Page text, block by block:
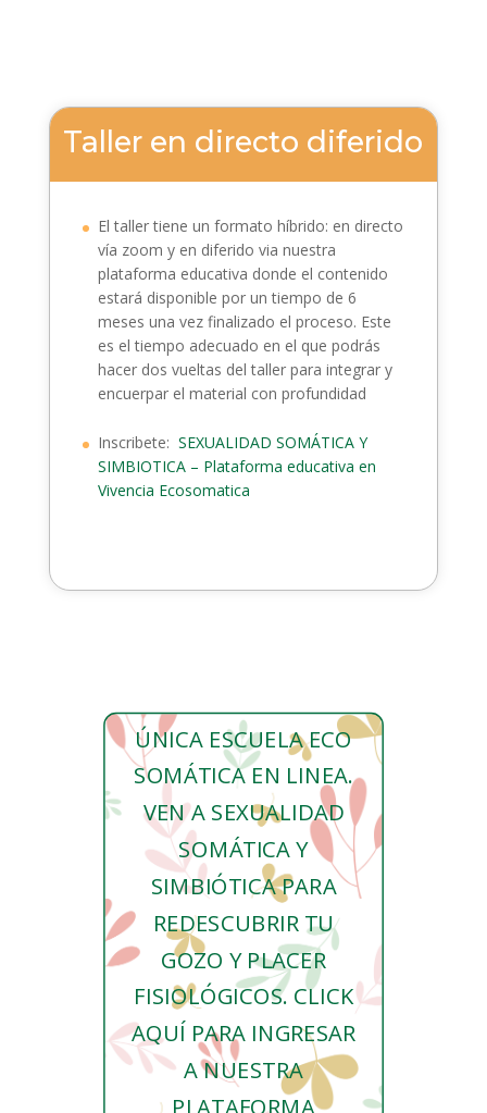
Taller en directo diferido
El taller tiene un formato híbrido: en directo
vía zoom y en diferido via nuestra
plataforma educativa donde el contenido
estará disponible por un tiempo de 6
meses una vez finalizado el proceso. Este
es el tiempo adecuado en el que podrás
hacer dos vueltas del taller para integrar y
encuerpar el material con profundidad
Inscribete: SEXUALIDAD SOMÁTICA Y
SIMBIOTICA – Plataforma educativa en
Vivencia Ecosomatica
ÚNICA ESCUELA ECO
SOMÁTICA EN LINEA.
VEN A SEXUALIDAD
SOMÁTICA Y
SIMBIÓTICA PARA
REDESCUBRIR TU
GOZO Y PLACER
FISIOLÓGICOS. CLICK
AQUÍ PARA INGRESAR
A NUESTRA
PLATAFORMA